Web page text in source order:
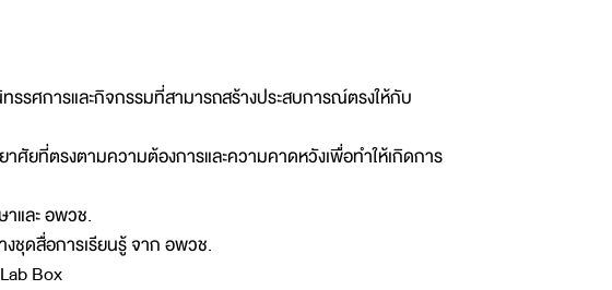
รศการและกิจกรรมที่สามารถสร้างประสบการณ์ตรงให้กับ
ศัยที่ตรงตามความต้องการและความคาดหวังเพื่อทำให้เกิดการ
าและ อพวช.
งชุดสื่อการเรียนรู้ จาก อพวช.
Box